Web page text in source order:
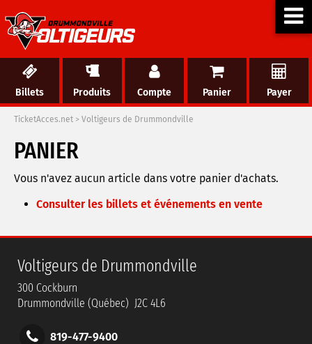
Billets Produits Compte Panier Payer
TicketAcces.net > Voltigeurs de Drummondville
PANIER
Vous n'avez aucun article dans votre panier d'achats.
Consulter les billets et événements en vente
Voltigeurs de Drummondville
300 Cockburn
Drummondville (Québec) J2C 4L6
819-477-9400